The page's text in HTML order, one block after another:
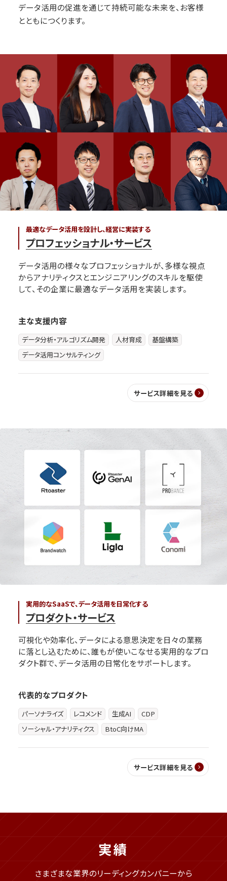
データ活用の促進を通じて持続可能な未来を、お客様
とともにつくります。
最適なデータ活用を設計し、経営に実装する
プロフェッショナル・サービス
データ活用の様々なプロフェッショナルが、多様な視点
からアナリティクスとエンジニアリングのスキルを駆使
して、その企業に最適なデータ活用を実装します。
主な支援内容
データ分析・アルゴリズム開発 人材育成
基盤構築
データ活用コンサルティング
サービス詳細を見る
実用的なSaaSで、データ活用を日常化する
プロダクト・サービス
可視化や効率化、データによる意思決定を日々の業務
に落とし込むために、誰もが使いこなせる実用的なプロ
ダクト群で、データ活用の日常化をサポートします。
代表的なプロダクト
パーソナライズ レコメンド 生成AI
CDP
ソーシャル・アナリティクス
BtoC向けMA
サービス詳細を見る
実績
さまざまな業界のリーディングカンパニーから